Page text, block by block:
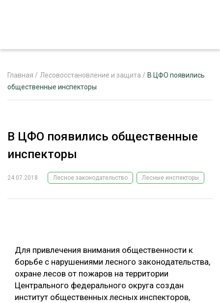
РЕКЛАМОДАТЕЛЯМ
ЛЕСНОЕ ХОЗЯЙСТВО
ЦИФРОВАЯ СРЕДА
БИОЭНЕРГЕТИКА
ЛЕСОВОССТАНОВЛЕНИЕ И ЗАЩИТА
РУБРИКИ
ТЕМАТИЧЕСКИЕ ПРОЕКТЫ
Главная / Лесовосстановление и защита / В ЦФО появились
общественные инспекторы
В ЦФО появились общественные
инспекторы
24.07.2018 Лесное законодательство Лесные инспекторы
Для привлечения внимания общественности к
борьбе с нарушениями лесного законодательства,
охране лесов от пожаров на территории
Центрального федерального округа создан
институт общественных лесных инспекторов,